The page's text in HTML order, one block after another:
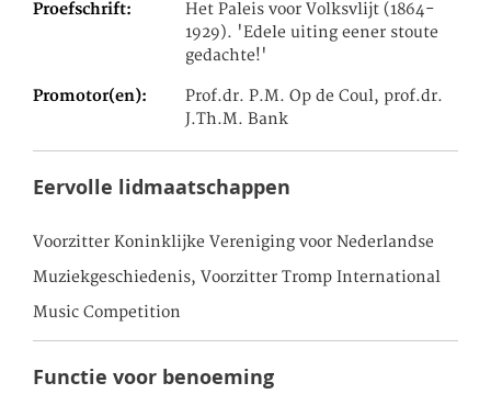
Proefschrift
Het Paleis voor Volksvlijt (1864-
1929). 'Edele uiting eener stoute
gedachte!'
Promotor(en)
Prof.dr. P.M. Op de Coul, prof.dr.
J.Th.M. Bank
Eervolle lidmaatschappen
Voorzitter Koninklijke Vereniging voor Nederlandse
Muziekgeschiedenis, Voorzitter Tromp International
Music Competition
Functie voor benoeming